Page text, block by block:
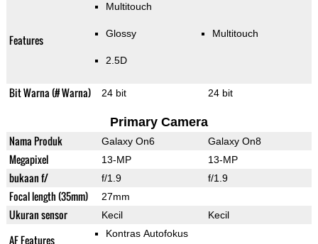
Features
Multitouch
Glossy
2.5D
Multitouch
Bit Warna (# Warna) 24 bit 24 bit
Primary Camera
Nama Produk Galaxy On6 Galaxy On8
Megapixel 13-MP 13-MP
bukaan f/ f/1.9 f/1.9
Focal length (35mm) 27mm
Ukuran sensor Kecil Kecil
AF Features Kontras Autofokus